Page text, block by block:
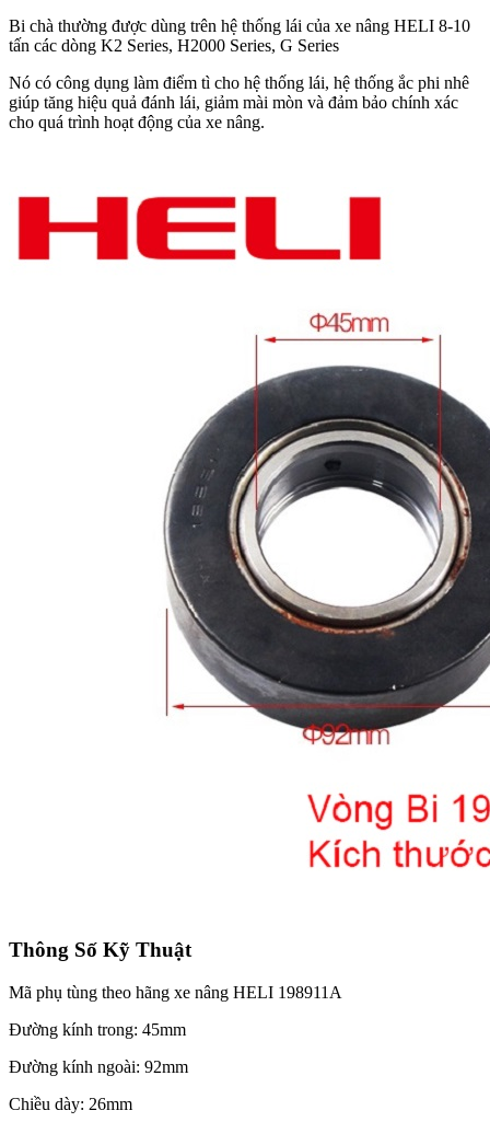
Bi chà thường được dùng trên hệ thống lái của xe nâng HELI 8-10
tấn các dòng K2 Series, H2000 Series, G Series
Nó có công dụng làm điểm tì cho hệ thống lái, hệ thống ắc phi nhê
giúp tăng hiệu quả đánh lái, giảm mài mòn và đảm bảo chính xác
cho quá trình hoạt động của xe nâng.
Thông Số Kỹ Thuật
Mã phụ tùng theo hãng xe nâng HELI 198911A
Đường kính trong: 45mm
Đường kính ngoài: 92mm
Chiều dày: 26mm